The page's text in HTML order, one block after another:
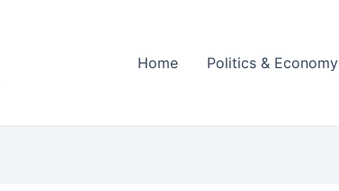
Home Politics & Economy